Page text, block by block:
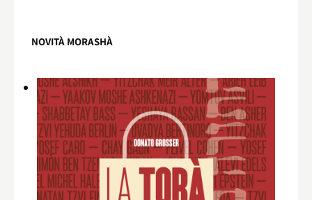
NOVITÀ MORASHÀ